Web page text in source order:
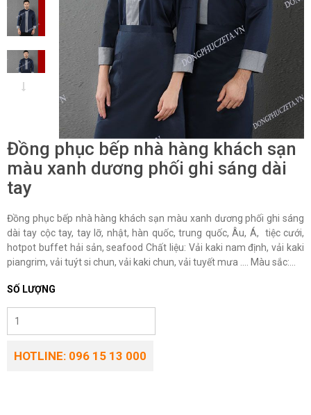
Đồng phục bếp nhà hàng khách sạn
màu xanh dương phối ghi sáng dài
tay
Đồng phục bếp nhà hàng khách sạn màu xanh dương phối ghi sáng
dài tay cộc tay, tay lỡ, nhật, hàn quốc, trung quốc, Âu, Á, tiệc cưới,
hotpot buffet hải sản, seafood Chất liệu: Vải kaki nam định, vải kaki
piangrim, vải tuýt si chun, vải kaki chun, vải tuyết mưa .... Màu sắc:...
SỐ LƯỢNG
HOTLINE: 096 15 13 000